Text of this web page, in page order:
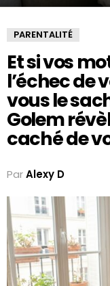
PARENTALITÉ
Et si vos
l’échec de
vous le
Golem
caché de
ParAlexy D